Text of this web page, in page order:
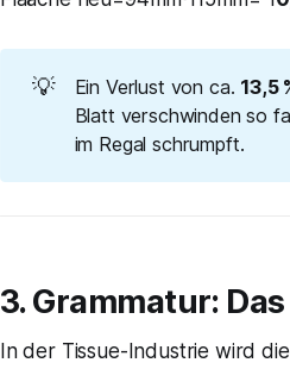
💡 Ein Verlust von ca. 13,5
Blatt verschwinden so
im Regal schrumpft.
3. Grammatur:
In der Tissue-Industrie wird